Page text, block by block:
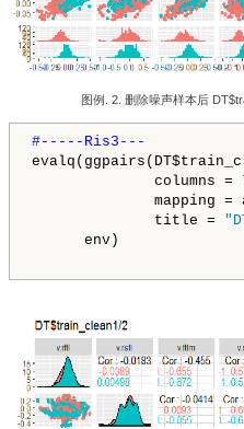
图例. 2. 删除噪声样本后
columns =
mapping =
title =
env)